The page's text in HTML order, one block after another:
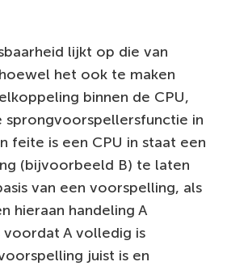
lijkt op die van
het ook te maken
binnen de CPU,
in
feite is een CPU in staat een
(bijvoorbeeld B) te laten
van een voorspelling, als
hieraan handeling A
A volledig is
juist is en